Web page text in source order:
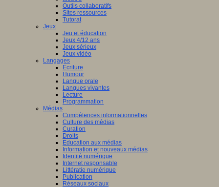
Outils collaboratifs
Sites ressources
Tutorat
Jeux
Jeu et éducation
Jeux 4/12 ans
Jeux sérieux
Jeux vidéo
Langages
Ecriture
Humour
Langue orale
Langues vivantes
Lecture
Programmation
Médias
Compétences informationnelles
Culture des médias
Curation
Droits
Education aux médias
Information et nouveaux médias
Identité numérique
Internet responsable
Littératie numérique
Publication
Réseaux sociaux